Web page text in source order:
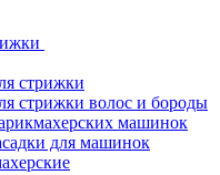
стрижки
стрижки волос и бороды
машинок
для машинок